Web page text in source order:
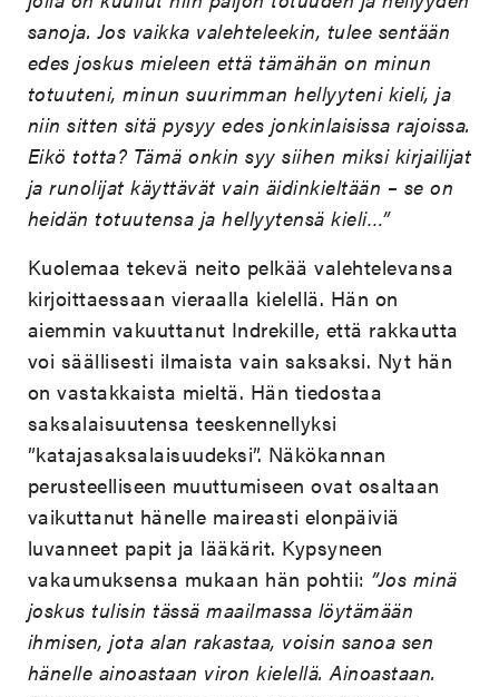
sanoja. Jos vaikka valehteleekin, tulee sentään
edes joskus mieleen että tämähän on minun
totuuteni, minun suurimman hellyyteni kieli, ja
niin sitten sitä pysyy edes jonkinlaisissa rajoissa.
Eikö totta? Tämä onkin syy siihen miksi kirjailijat
ja runolijat käyttävät vain äidinkieltään – se on
heidän totuutensa ja hellyytensä kieli…”
Kuolemaa tekevä neito pelkää valehtelevansa
kirjoittaessaan vieraalla kielellä. Hän on
aiemmin vakuuttanut Indrekille, että rakkautta
voi säällisesti ilmaista vain saksaksi. Nyt hän
on vastakkaista mieltä. Hän tiedostaa
saksalaisuutensa teeskennellyksi
”katajasaksalaisuudeksi”. Näkökannan
perusteelliseen muuttumiseen ovat osaltaan
vaikuttanut hänelle maireasti elonpäiviä
luvanneet papit ja lääkärit. Kypsyneen
vakaumuksensa mukaan hän pohtii: ”Jos minä
joskus tulisin tässä maailmassa löytämään
ihmisen, jota alan rakastaa, voisin sanoa sen
hänelle ainoastaan viron kielellä. Ainoastaan.